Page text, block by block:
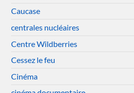
Caucase
centrales nucléaires
Centre Wildberries
Cessez le feu
Cinéma